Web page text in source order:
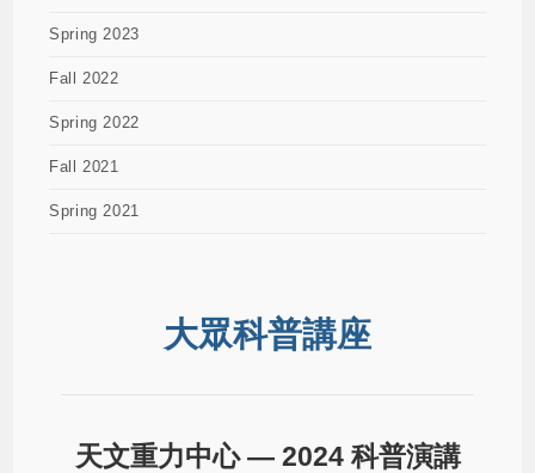
Spring 2023
Fall 2022
Spring 2022
Fall 2021
Spring 2021
大眾科普講座
天文重力中心 — 2024 科普演講